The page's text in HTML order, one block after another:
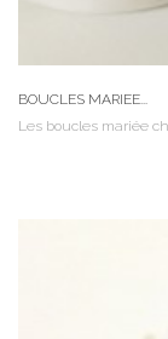
BOUCLES MARIEE...
Les boucles mariée